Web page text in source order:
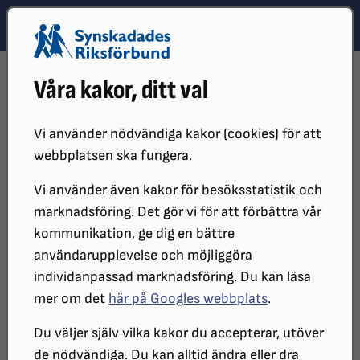
Våra kakor, ditt val
Vi använder nödvändiga kakor (cookies) för att
webbplatsen ska fungera.
Vi använder även kakor för besöksstatistik och
marknadsföring. Det gör vi för att förbättra vår
kommunikation, ge dig en bättre
användarupplevelse och möjliggöra
individanpassad marknadsföring. Du kan läsa
mer om det här på Googles webbplats.
Du väljer själv vilka kakor du accepterar, utöver
de nödvändiga. Du kan alltid ändra eller dra
Hoppa till innehåll
Hoppa till hitta snabbt
SYNPODDEN
TIDIGARE AVSNITT
Synpodden #55, In i det mörka